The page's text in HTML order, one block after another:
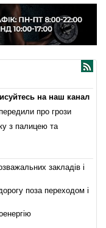
на наш канал
про грози
з палицею та
закладів і
поза переходом і